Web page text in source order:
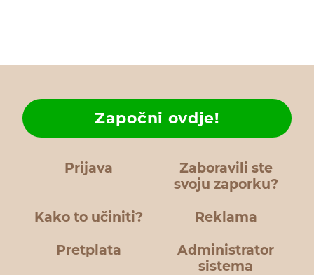
Prijava
Zaboravili ste
svoju zaporku?
Kako to učiniti?
Započni ovdje!
Reklama
Pretplata
Administrator
sistema